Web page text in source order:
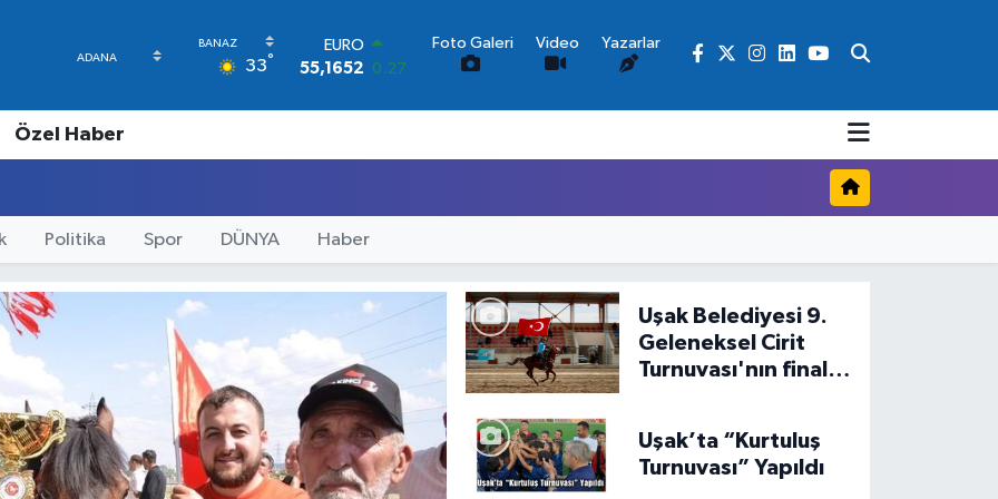
33°
STERLİN
64,4046
0.35
6648.99 2.59
13.773 -19
DOLAR
55,1652 0.27
Foto Galeri Video Yazarlar
Özel Haber
Politika Spor DÜNYA Haber
Uşak Belediyesi 9.
Geleneksel Cirit
Turnuvası'nın final
Uşak’ta “Kurtuluş
Turnuvası” Yapıldı